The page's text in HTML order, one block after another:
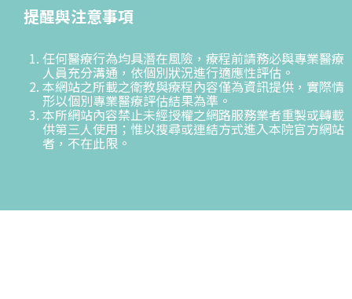
提醒與注意事項
任何醫療行為均具潛在風險，療程前請務必與專業醫療
人員充分溝通，依個別狀況進行適應性評估。
本網站之所載之衛教與療程內容僅為資訊提供，實際情
形以個別專業醫療評估結果為準。
本所網站內容禁止未經授權之網路服務業者重製或轉載
供第三人使用；惟以搜尋或連結方式進入本院官方網站
者，不在此限。